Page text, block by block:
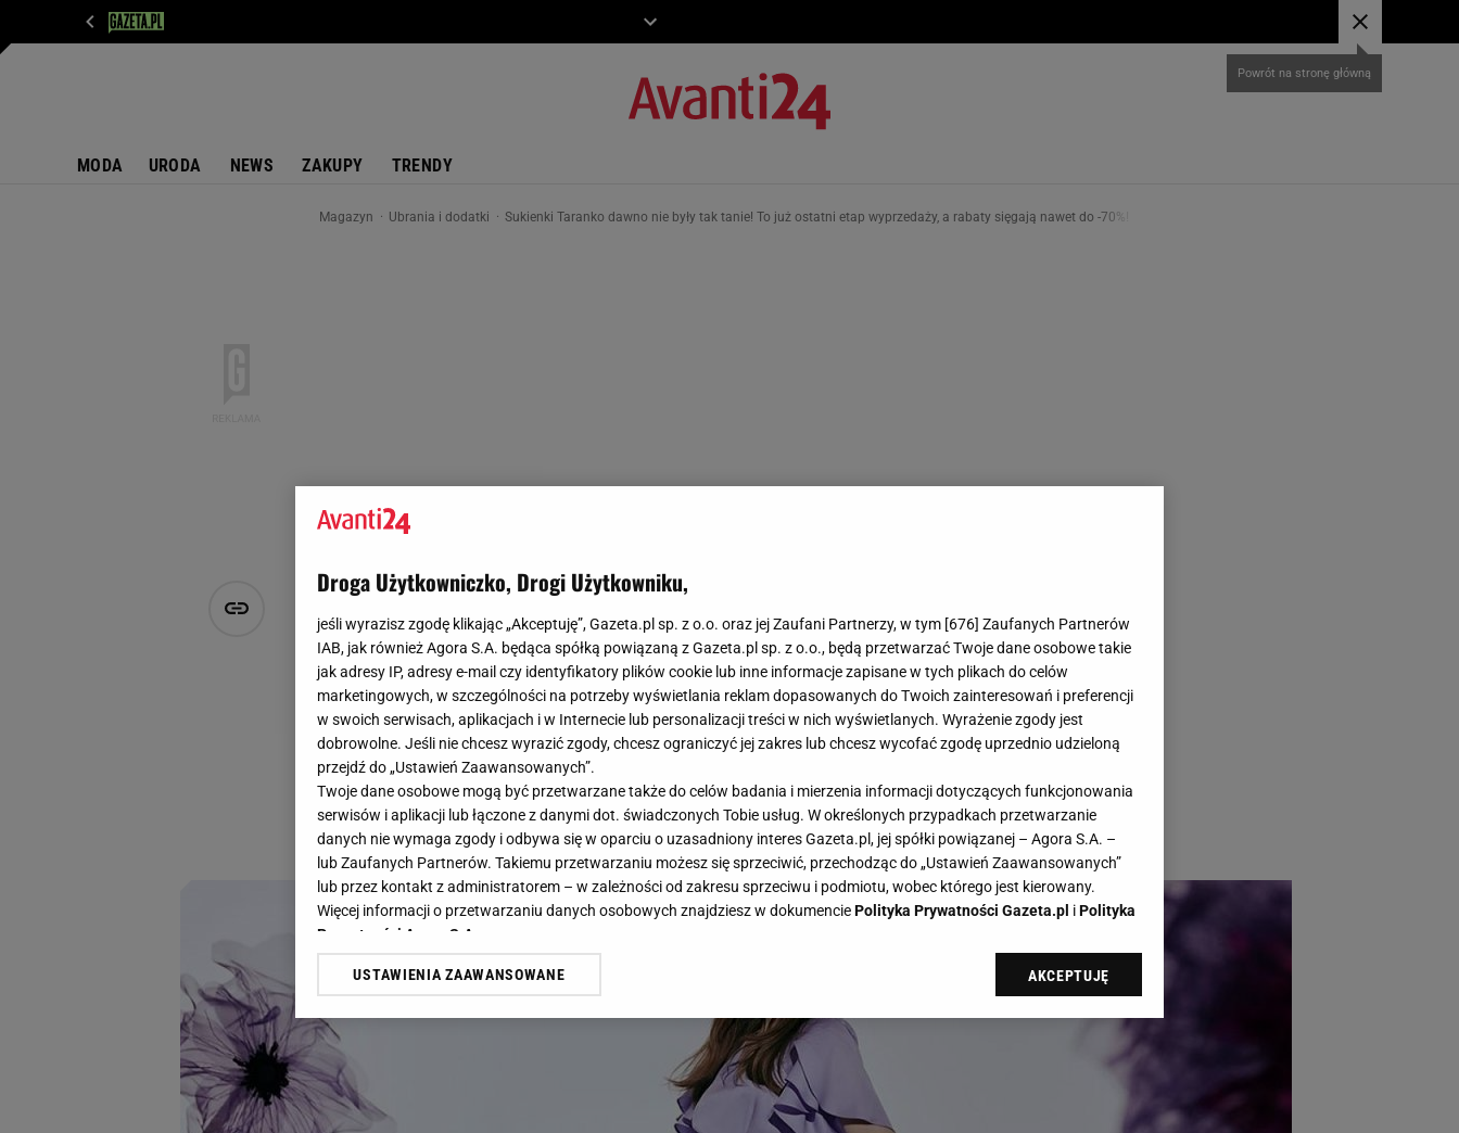
MODA URODA NEWS ZAKUPY TRENDY
Magazyn Ubrania i dodatki Sukienki Taranko dawno nie były tak tanie! To już ostatni etap wyprzedaży, a rabaty sięgają nawet do -70%!
Sukienki Taranko dawno nie były tak tanie! To już ostatni
etap wyprzedaży, a rabaty sięgają nawet do -70%!
Justyna Laskowska
23 sierpnia 2024, 16:03
Sukienki polskiej marki Taranko to doskonały wybór dla każdej eleganckiej kobiety. Teraz
masz okazję upolować je za ułamek ceny! W sklepie internetowym marki trwa ostatni etap
wyprzedaży, a rabaty sięgają nawet do -70%! Taka okazja nie zdarza się często!
Droga Użytkowniczko, Drogi Użytkowniku,
jeśli wyrazisz zgodę klikając „Akceptuję”, Gazeta.pl sp. z o.o. oraz jej Zaufani Partnerzy, w tym [676] Zaufanych Partnerów
IAB, jak również Agora S.A. będąca spółką powiązaną z Gazeta.pl sp. z o.o., będą przetwarzać Twoje dane osobowe takie
jak adresy IP, adresy e-mail czy identyfikatory plików cookie lub inne informacje zapisane w tych plikach do celów
marketingowych, w szczególności na potrzeby wyświetlania reklam dopasowanych do Twoich zainteresowań i preferencji
w swoich serwisach, aplikacjach i w Internecie lub personalizacji treści w nich wyświetlanych. Wyrażenie zgody jest
dobrowolne. Jeśli nie chcesz wyrazić zgody, chcesz ograniczyć jej zakres lub chcesz wycofać zgodę uprzednio udzieloną
przejdź do „Ustawień Zaawansowanych”.
Twoje dane osobowe mogą być przetwarzane także do celów badania i mierzenia informacji dotyczących funkcjonowania
serwisów i aplikacji lub łączone z danymi dot. świadczonych Tobie usług. W określonych przypadkach przetwarzanie
danych nie wymaga zgody i odbywa się w oparciu o uzasadniony interes Gazeta.pl, jej spółki powiązanej – Agora S.A. –
lub Zaufanych Partnerów. Takiemu przetwarzaniu możesz się sprzeciwić, przechodząc do „Ustawień Zaawansowanych”
lub przez kontakt z administratorem – w zależności od zakresu sprzeciwu i podmiotu, wobec którego jest kierowany.
Więcej informacji o przetwarzaniu danych osobowych znajdziesz w dokumenciePolityka Prywatności Gazeta.pl iPolityka
Prywatności Agora S.A.
Klikając „Akceptuję” wyrażasz też zgodę na zainstalowanie i przechowywanie plików cookie Gazeta.pl sp. z o.o., jej
dotyczące plików cookie, wywołując narzędzie do zarządzania twoimi preferencjami dot. przetwarzania danych poprzez
odnośnik „Ustawienia prywatności ” w stopce serwisu i przechodząc do „Ustawień Zaawansowanych”. Zmiana ustawień
plików cookie możliwa jest także za pomocą ustawień przeglądarki.
My, nasi Zaufani Partnerzy i Agora S.A. możemy przetwarzać dane osobowe w następujących celach:
USTAWIENIA ZAAWANSOWANE AKCEPTUJĘ